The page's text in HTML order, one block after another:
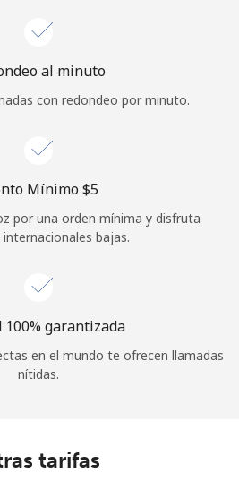
Continuar con
al minuto
con redondeo por minuto.
Mínimo ⁦$5⁩
por una orden mínima y disfruta
bajas.
100% garantizada
en el mundo te ofrecen llamadas
nítidas.
tarifas